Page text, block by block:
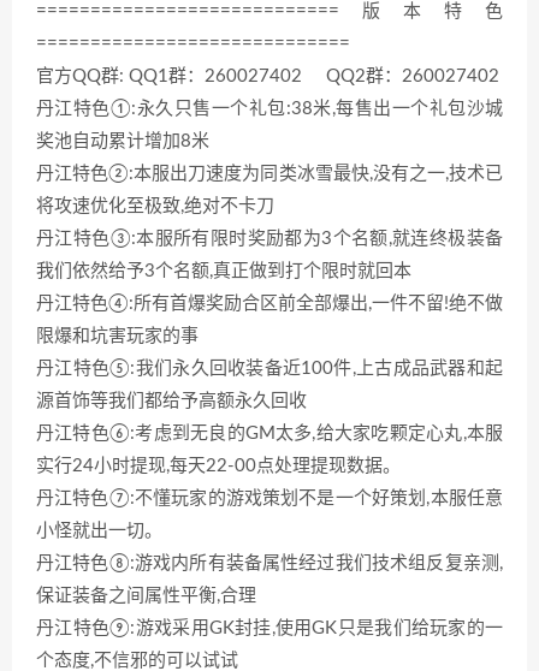
============================版本特色
=============================
官方QQ群: QQ1群：260027402 QQ2群：260027402
丹江特色①:永久只售一个礼包:38米,每售出一个礼包沙城
奖池自动累计增加8米
丹江特色②:本服出刀速度为同类冰雪最快,没有之一,技术已
将攻速优化至极致,绝对不卡刀
丹江特色③:本服所有限时奖励都为3个名额,就连终极装备
我们依然给予3个名额,真正做到打个限时就回本
丹江特色④:所有首爆奖励合区前全部爆出,一件不留!绝不做
限爆和坑害玩家的事
丹江特色⑤:我们永久回收装备近100件,上古成品武器和起
源首饰等我们都给予高额永久回收
丹江特色⑥:考虑到无良的GM太多,给大家吃颗定心丸,本服
实行24小时提现,每天22-00点处理提现数据。
丹江特色⑦:不懂玩家的游戏策划不是一个好策划,本服任意
小怪就出一切。
丹江特色⑧:游戏内所有装备属性经过我们技术组反复亲测,
保证装备之间属性平衡,合理
丹江特色⑨:游戏采用GK封挂,使用GK只是我们给玩家的一
个态度,不信邪的可以试试